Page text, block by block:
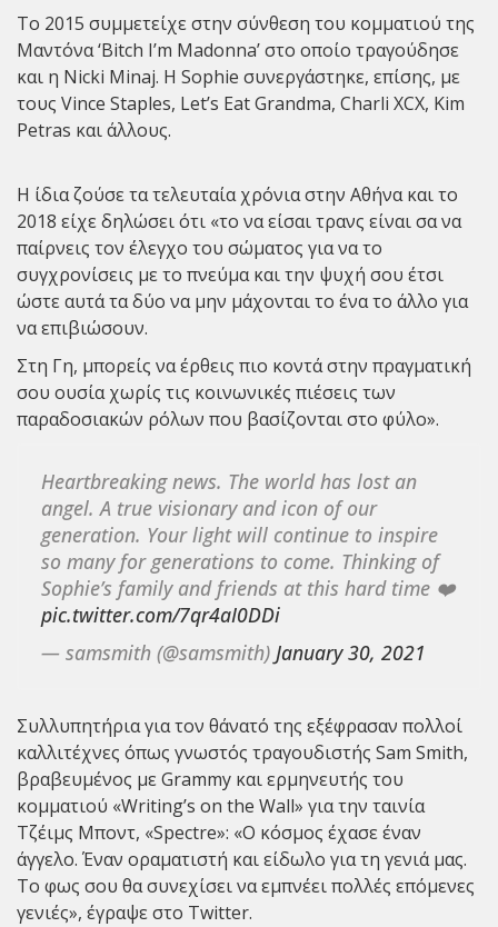
Το 2015 συμμετείχε στην σύνθεση του κομματιού της
Μαντόνα ‘Bitch I’m Madonna’ στο οποίο τραγούδησε
και η Nicki Minaj. Η Sophie συνεργάστηκε, επίσης, με
τους Vince Staples, Let’s Eat Grandma, Charli XCX, Kim
Petras και άλλους.
Η ίδια ζούσε τα τελευταία χρόνια στην Αθήνα και το
2018 είχε δηλώσει ότι «τo να είσαι τρανς είναι σα να
παίρνεις τον έλεγχο του σώματος για να το
συγχρονίσεις με το πνεύμα και την ψυχή σου έτσι
ώστε αυτά τα δύο να μην μάχονται το ένα το άλλο για
να επιβιώσουν.
Στη Γη, μπορείς να έρθεις πιο κοντά στην πραγματική
σου ουσία χωρίς τις κοινωνικές πιέσεις των
παραδοσιακών ρόλων που βασίζονται στο φύλο».
Heartbreaking news. The world has lost an
angel. A true visionary and icon of our
generation. Your light will continue to inspire
so many for generations to come. Thinking of
Sophie’s family and friends at this hard time ❤️
pic.twitter.com/7qr4aI0DDi
— samsmith (@samsmith) January 30, 2021
Συλλυπητήρια για τον θάνατό της εξέφρασαν πολλοί
καλλιτέχνες όπως γνωστός τραγουδιστής Sam Smith,
βραβευμένος με Grammy και ερμηνευτής του
κομματιού «Writing’s on the Wall» για την ταινία
Τζέιμς Μποντ, «Spectre»: «Ο κόσμος έχασε έναν
άγγελο. Έναν οραματιστή και είδωλο για τη γενιά μας.
Το φως σου θα συνεχίσει να εμπνέει πολλές επόμενες
γενιές», έγραψε στο Twitter.